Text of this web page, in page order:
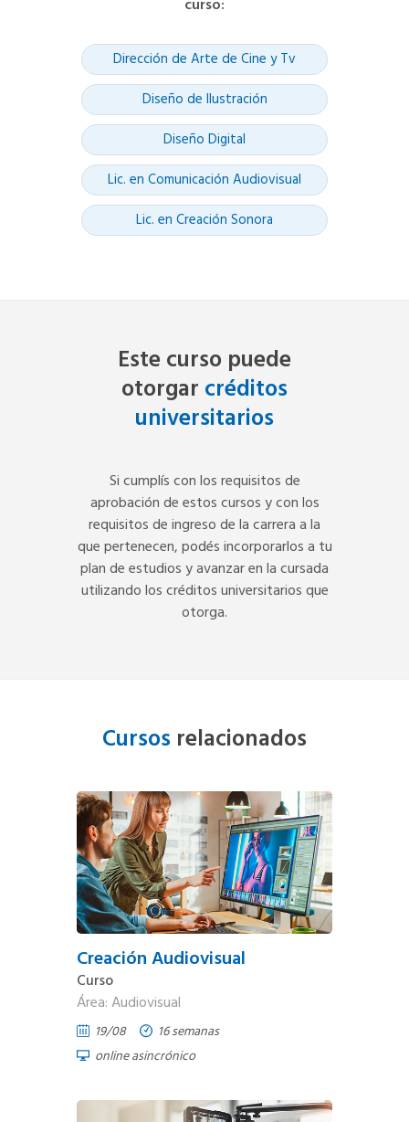
curso:
Dirección de Arte de Cine y Tv
Diseño de Ilustración
Diseño Digital
Lic. en Comunicación Audiovisual
Lic. en Creación Sonora
Este curso puede
otorgar créditos
universitarios
Si cumplís con los requisitos de
aprobación de estos cursos y con los
requisitos de ingreso de la carrera a la
que pertenecen, podés incorporarlos a tu
plan de estudios y avanzar en la cursada
utilizando los créditos universitarios que
otorga.
Cursos relacionados
Creación Audiovisual
Curso
Área: Audiovisual
19/08
16 semanas
online asincrónico